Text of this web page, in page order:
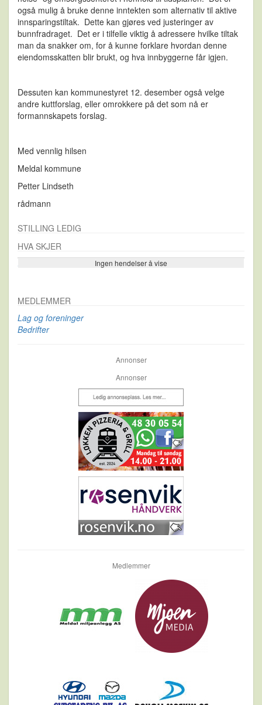
også mulig å bruke denne inntekten som alternativ til aktive
innsparingstiltak. Dette kan gjøres ved justeringer av
bunnfradraget. Det er i tilfelle viktig å adressere hvilke tiltak
man da snakker om, for å kunne forklare hvordan denne
eiendomsskatten blir brukt, og hva innbyggerne får igjen.
Dessuten kan kommunestyret 12. desember også velge
andre kuttforslag, eller omrokkere på det som nå er
formannskapets forslag.
Med vennlig hilsen
Meldal kommune
Petter Lindseth
rådmann
STILLING LEDIG
HVA SKJER
Ingen hendelser å vise
Se flere…
MEDLEMMER
Lag og foreninger
Bedrifter
Annonser
Annonser
Medlemmer